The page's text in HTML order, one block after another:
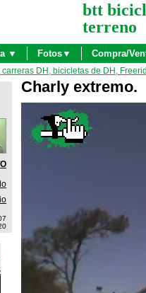
btt
terreno
▼ Fotos▼ Compra/
carreras DH, bicicletas de DH,
Charly extremo.